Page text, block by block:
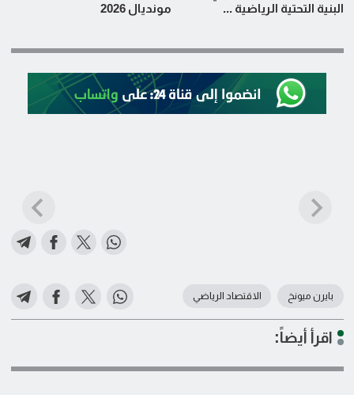
البنية التحتية الرياضية ...
مونديال 2026
بايرن ميونخ الاقتصاد الرياضي
اقرأ أيضاً: